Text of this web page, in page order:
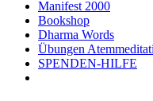
Manifest 2000
Bookshop
Dharma Words
Übungen
SPENDEN-HILFE